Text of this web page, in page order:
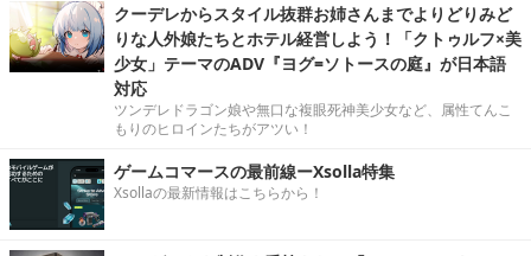
クーデレからスタイル抜群お姉さんまでよりどりみど
りな人外娘たちとホテル経営しよう！「クトゥルフ×美
少女」テーマのADV『ヨグ=ソトースの庭』が日本語
対応
ツンデレドラゴン娘や無口な複眼死神美少女など、属性てんこ
もりのヒロインたちがアツい！
ゲームコマースの最前線ーXsolla特集
Xsollaの最新情報はこちらから！